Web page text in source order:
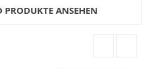
ANSEHEN